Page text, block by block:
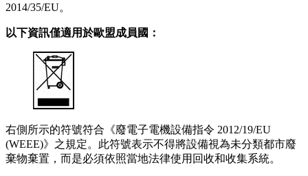
2014/35/EU。
以下資訊僅適用於歐盟成員國：
右側所示的符號符合《廢電子電機設備指令 2012/19/EU
(WEEE)》之規定。此符號表示不得將設備視為未分類都市廢
棄物棄置，而是必須依照當地法律使用回收和收集系統。